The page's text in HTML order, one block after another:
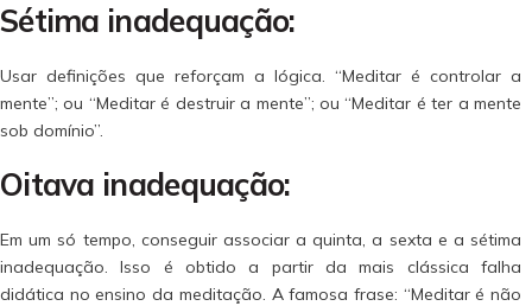
Sétima inadequação:
Usar definições que reforçam a lógica. “Meditar é controlar a
mente”; ou “Meditar é destruir a mente”; ou “Meditar é ter a mente
sob domínio”.
Oitava inadequação:
Em um só tempo, conseguir associar a quinta, a sexta e a sétima
inadequação. Isso é obtido a partir da mais clássica falha
didática no ensino da meditação. A famosa frase: “Meditar é não